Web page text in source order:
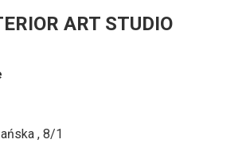
ART STUDIO
, 8/1